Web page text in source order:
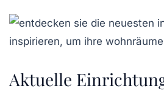
Aktuelle